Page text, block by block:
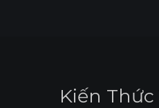
Kiến Thức